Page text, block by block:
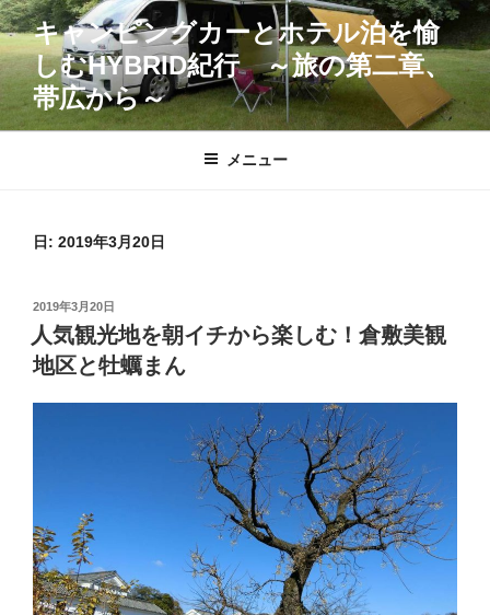
コ
ン
テ
キャンピングカーとホテル泊を愉
しむHYBRID紀行 ～旅の第二章、
帯広から～
メニュー
日: 2019年3月20日
投
稿
日:
2019年3月20日
人気観光地を朝イチから楽しむ！倉敷美観
地区と牡蠣まん